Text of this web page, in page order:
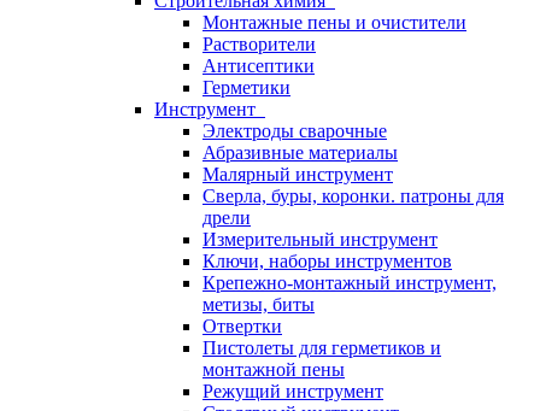
Монтажные пены и очистители
Растворители
Антисептики
Герметики
Инструмент
Электроды сварочные
Абразивные материалы
Малярный инструмент
Сверла, буры, коронки. патроны для
дрели
Измерительный инструмент
Ключи, наборы инструментов
Крепежно-монтажный инструмент,
метизы, биты
Отвертки
Пистолеты для герметиков и
монтажной пены
Режущий инструмент